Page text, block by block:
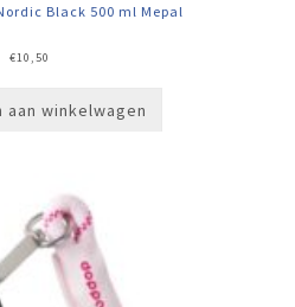
Black 500 ml Mepal
€10,50
aan winkelwagen